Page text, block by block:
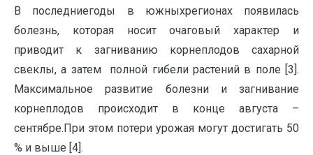
В последниегоды в южныхрегионах появилась
болезнь, ко­торая носит очаговый характер и
приводит к загниванию корнеплодов са­харной
свеклы, а затем полной гибели растений в поле [3].
Максимальное развитие болезни и загнивание
корнеплодов происходит в конце августа –
сентябре.При этом потери урожая могут достигать 50
% и выше [4].